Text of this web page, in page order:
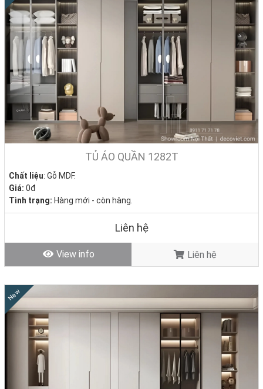
TỦ ÁO QUẦN 1282T
Chất liệu: Gỗ MDF.
Giá: 0đ
Tình trạng: Hàng mới - còn hàng.
Liên hệ
View info Liên hệ
New